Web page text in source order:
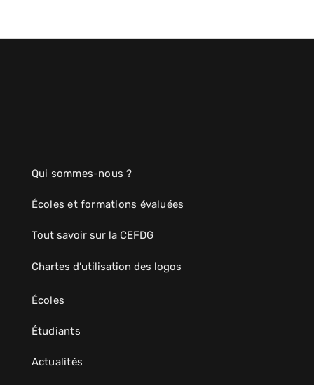
Qui sommes-nous ?
Écoles et formations évaluées
Tout savoir sur la CEFDG
Chartes d’utilisation des logos
Écoles
Étudiants
Actualités